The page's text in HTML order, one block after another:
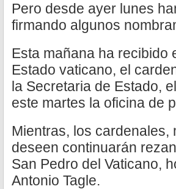
Pero desde ayer lunes
firmando algunos
Esta mañana ha recibido
Estado vaticano, el
la Secretaria de Estado,
este martes la oficina de
Mientras, los cardenales,
deseen continuarán
San Pedro del Vaticano,
Antonio Tagle.